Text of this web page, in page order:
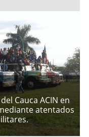
Cauca ACIN en
atentados